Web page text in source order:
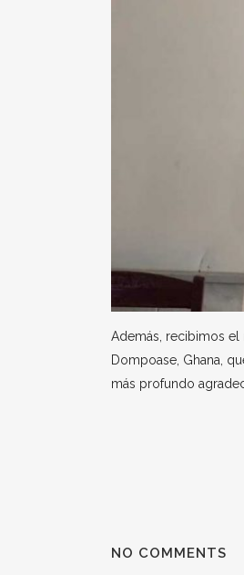
Además, recibimos el
Dompoase, Ghana,
más profundo
NO COMMENTS